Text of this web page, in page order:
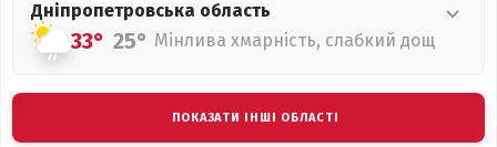
Дніпропетровська область
33° 25° Мінлива хмарність, слабкий дощ
ПОКАЗАТИ ІНШІ ОБЛАСТІ